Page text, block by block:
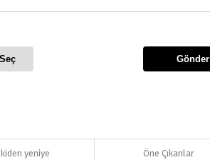
Gönder
yeniye Öne Çıkanlar